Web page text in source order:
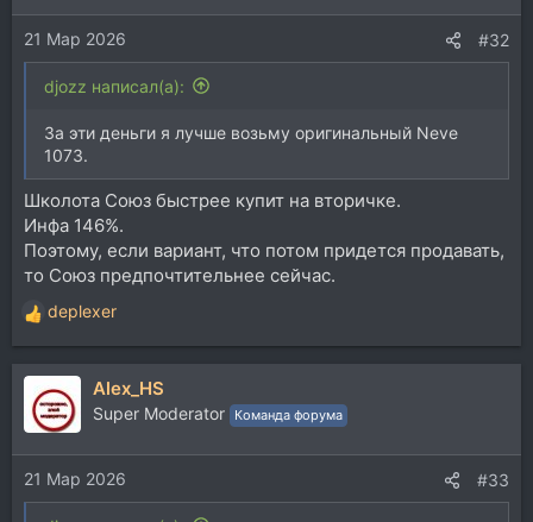
21 Мар 2026 #32
djozz написал(а):
За эти деньги я лучше возьму оригинальный Neve
1073.
Школота Союз быстрее купит на вторичке.
Инфа 146%.
Поэтому, если вариант, что потом придется продавать,
то Союз предпочтительнее сейчас.
Р
е
а
ц
и
и
:
deplexer
Alex_HS
Super Moderator Команда форума
21 Мар 2026 #33